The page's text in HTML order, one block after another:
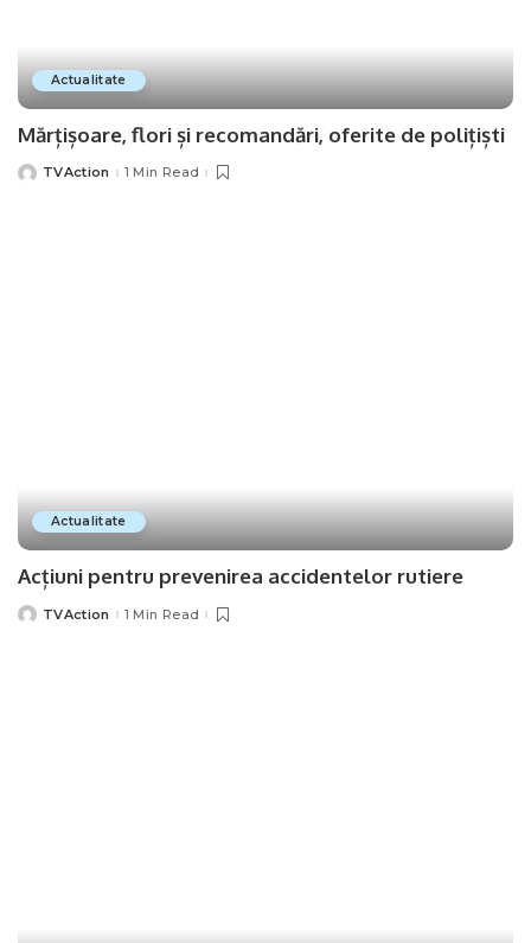
Actualitate
Mărțișoare, flori și recomandări, oferite de polițiști
PostedTVAction 1 Min Read
Actualitate
Acțiuni pentru prevenirea accidentelor rutiere
PostedTVAction 1 Min Read